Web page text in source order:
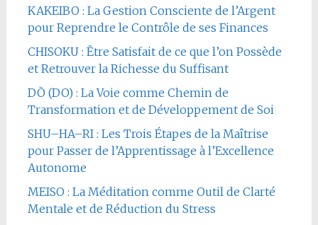
KAKEIBO : La Gestion Consciente de l’Argent
pour Reprendre le Contrôle de ses Finances
CHISOKU : Être Satisfait de ce que l’on Possède
et Retrouver la Richesse du Suffisant
DŌ (DO) : La Voie comme Chemin de
Transformation et de Développement de Soi
SHU–HA–RI : Les Trois Étapes de la Maîtrise
pour Passer de l’Apprentissage à l’Excellence
Autonome
MEISO : La Méditation comme Outil de Clarté
Mentale et de Réduction du Stress